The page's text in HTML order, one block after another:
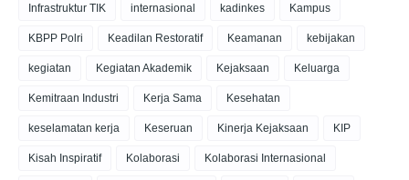
Infrastruktur TIK internasional kadinkes Kampus
KBPP Polri Keadilan Restoratif Keamanan kebijakan
kegiatan Kegiatan Akademik Kejaksaan Keluarga
Kemitraan Industri Kerja Sama Kesehatan
keselamatan kerja Keseruan Kinerja Kejaksaan KIP
Kisah Inspiratif Kolaborasi Kolaborasi Internasional